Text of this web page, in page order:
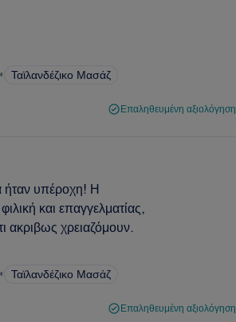
• Ταϊλανδέζικο Μασάζ
Επαληθευμένη αξιολόγηση
ήταν υπέροχη! Η
και επαγγελματίας,
ακριβως χρειαζόμουν.
• Ταϊλανδέζικο Μασάζ
Επαληθευμένη αξιολόγηση